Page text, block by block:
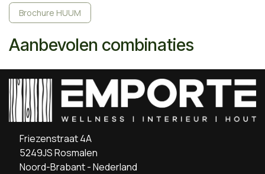
Brochure HUUM
Aanbevolen combinaties
Friezenstraat 4A
5249JS Rosmalen
Noord-Brabant - Nederland